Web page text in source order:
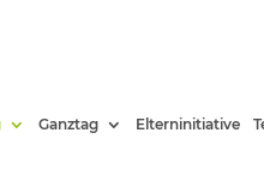
Ganztag Elterninitiative